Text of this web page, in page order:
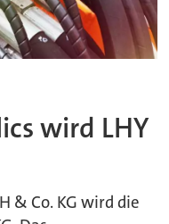
wird LHY
& Co. KG wird die